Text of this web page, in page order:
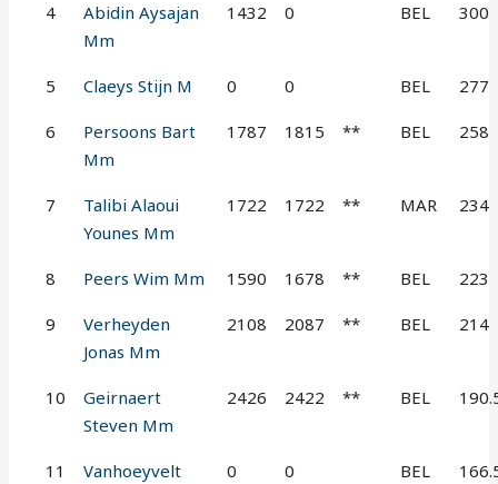
4
Abidin Aysajan
Mm
1432 0 BEL 300
5 Claeys Stijn M 0 0 BEL 277
6
Persoons Bart
Mm
1787 1815 ** BEL 258
7
Talibi Alaoui
Younes Mm
1722 1722 ** MAR 234
8 Peers Wim Mm 1590 1678 ** BEL 223
9
Verheyden
Jonas Mm
2108 2087 ** BEL 214
10
Geirnaert
Steven Mm
2426 2422 ** BEL
11
Vanhoeyvelt
0 0 BEL